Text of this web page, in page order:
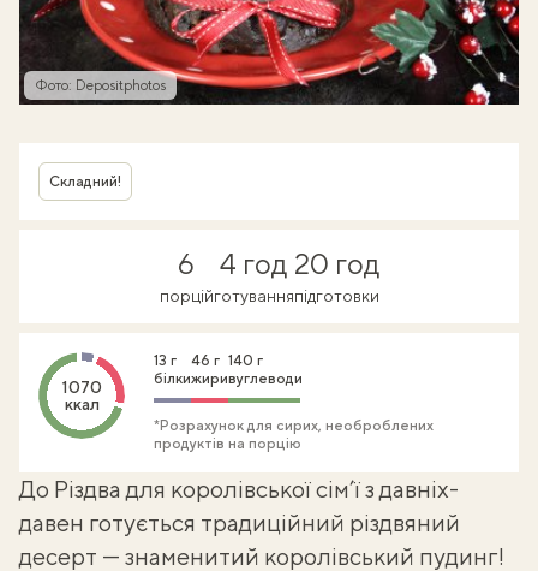
Фото: Depositphotos
Складний!
6
порцій
4 год
готування
20 год
підготовки
1070
ккал
13 г
білки
46 г
жири
140 г
вуглеводи
*Розрахунок для сирих, необроблених
продуктів на порцію
До Різдва для королівської сім’ї з давніх-
давен готується традиційний різдвяний
десерт — знаменитий королівський пудинг!